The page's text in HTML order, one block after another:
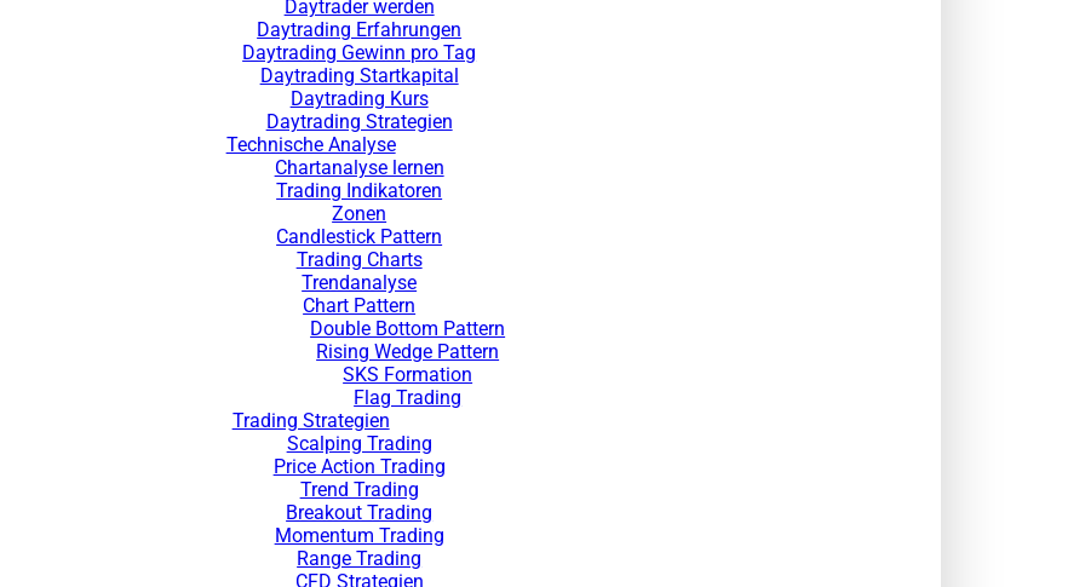
Daytrader werden
Daytrading Erfahrungen
Daytrading Gewinn pro Tag
Daytrading Startkapital
Daytrading Kurs
Daytrading Strategien
Technische Analyse
Chartanalyse lernen
Trading Indikatoren
Zonen
Candlestick Pattern
Trading Charts
Trendanalyse
Chart Pattern
Double Bottom Pattern
Rising Wedge Pattern
SKS Formation
Flag Trading
Trading Strategien
Scalping Trading
Price Action Trading
Trend Trading
Breakout Trading
Momentum Trading
Range Trading
CFD Strategien